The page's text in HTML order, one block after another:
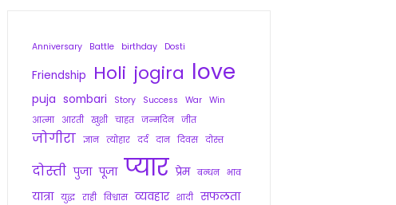
Anniversary Battle birthday Dosti
Friendship Holi jogira love
puja sombari Story Success War
Win
आत्मा
आरती खुशी चाहत जन्मदिन जीत
जोगीरा ज्ञान त्योहार दर्द दान दिवस दोस्त
दोस्ती पुजा पूजा प्यार प्रेम बन्धन भाव
यात्रा युद्ध राही विश्वास व्यवहार शादी सफलता